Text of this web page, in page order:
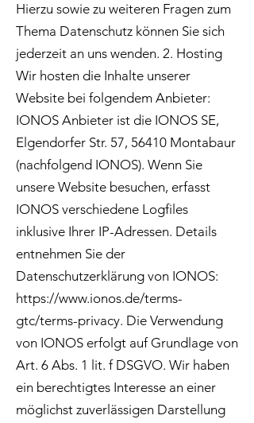
Hierzu sowie zu weiteren Fragen zum
Thema Datenschutz können Sie sich
jederzeit an uns wenden. 2. Hosting
Wir hosten die Inhalte unserer
Website bei folgendem Anbieter:
IONOS Anbieter ist die IONOS SE,
Elgendorfer Str. 57, 56410 Montabaur
(nachfolgend IONOS). Wenn Sie
unsere Website besuchen, erfasst
IONOS verschiedene Logfiles
inklusive Ihrer IP-Adressen. Details
entnehmen Sie der
Datenschutzerklärung von IONOS:
https://www.ionos.de/terms-
gtc/terms-privacy. Die Verwendung
von IONOS erfolgt auf Grundlage von
Art. 6 Abs. 1 lit. f DSGVO. Wir haben
ein berechtigtes Interesse an einer
möglichst zuverlässigen Darstellung